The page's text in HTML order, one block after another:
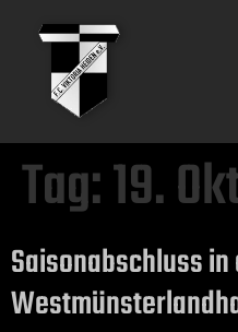
Tag:19.
Saisonabschluss